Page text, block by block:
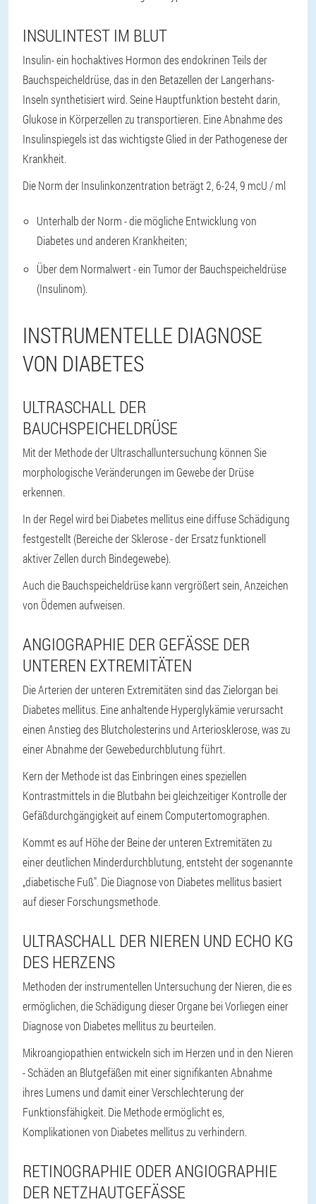
INSULINTEST IM BLUT
Insulin- ein hochaktives Hormon des endokrinen Teils der
Bauchspeicheldrüse, das in den Betazellen der Langerhans-
Inseln synthetisiert wird. Seine Hauptfunktion besteht darin,
Glukose in Körperzellen zu transportieren. Eine Abnahme des
Insulinspiegels ist das wichtigste Glied in der Pathogenese der
Krankheit.
Die Norm der Insulinkonzentration beträgt 2, 6-24, 9 mcU / ml
Unterhalb der Norm - die mögliche Entwicklung von
Diabetes und anderen Krankheiten;
Über dem Normalwert - ein Tumor der Bauchspeicheldrüse
(Insulinom).
INSTRUMENTELLE DIAGNOSE
VON DIABETES
ULTRASCHALL DER
BAUCHSPEICHELDRÜSE
Mit der Methode der Ultraschalluntersuchung können Sie
morphologische Veränderungen im Gewebe der Drüse
erkennen.
In der Regel wird bei Diabetes mellitus eine diffuse Schädigung
festgestellt (Bereiche der Sklerose - der Ersatz funktionell
aktiver Zellen durch Bindegewebe).
Auch die Bauchspeicheldrüse kann vergrößert sein, Anzeichen
von Ödemen aufweisen.
ANGIOGRAPHIE DER GEFÄSSE DER U
NTEREN EXTREMITÄTEN
Die Arterien der unteren Extremitäten sind das Zielorgan bei
Diabetes mellitus. Eine anhaltende Hyperglykämie verursacht
einen Anstieg des Blutcholesterins und Arteriosklerose, was zu
einer Abnahme der Gewebedurchblutung führt.
Kern der Methode ist das Einbringen eines speziellen
Kontrastmittels in die Blutbahn bei gleichzeitiger Kontrolle der
Gefäßdurchgängigkeit auf einem Computertomographen.
Kommt es auf Höhe der Beine der unteren Extremitäten zu
einer deutlichen Minderdurchblutung, entsteht der sogenannte
„diabetische Fuß". Die Diagnose von Diabetes mellitus basiert
auf dieser Forschungsmethode.
ULTRASCHALL DER NIEREN UND ECHO KG
DES HERZENS
Methoden der instrumentellen Untersuchung der Nieren, die es
ermöglichen, die Schädigung dieser Organe bei Vorliegen einer
Diagnose von Diabetes mellitus zu beurteilen.
Mikroangiopathien entwickeln sich im Herzen und in den Nieren
- Schäden an Blutgefäßen mit einer signifikanten Abnahme
ihres Lumens und damit einer Verschlechterung der
Funktionsfähigkeit. Die Methode ermöglicht es,
Komplikationen von Diabetes mellitus zu verhindern.
RETINOGRAPHIE ODER ANGIOGRAPHIE
DER NETZHAUTGEFÄSSE